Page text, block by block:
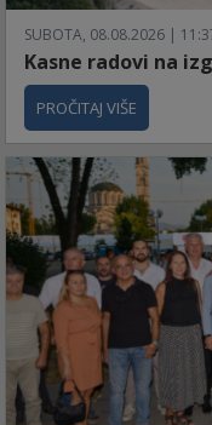
SUBOTA, 08.08.2026 |
Kasne radovi na
PROČITAJ VIŠE